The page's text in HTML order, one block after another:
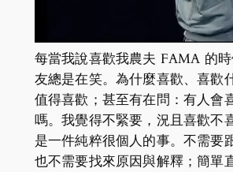
每當我說喜歡我農夫 FAMA 的
友總是在笑。為什麼喜歡、喜歡
值得喜歡；甚至有在問：有人會
嗎。我覺得不緊要，況且喜歡不
是一件純粹很個人的事。不需要
也不需要找來原因與解釋；簡單